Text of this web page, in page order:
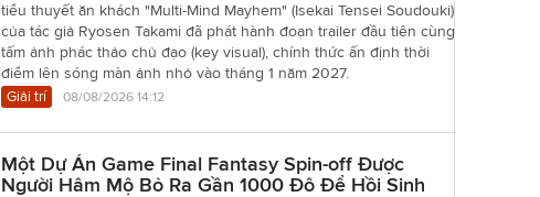
tiểu thuyết ăn khách "Multi-Mind Mayhem" (Isekai Tensei Soudouki)
của tác giả Ryosen Takami đã phát hành đoạn trailer đầu tiên cùng
tấm ảnh phác thảo chủ đạo (key visual), chính thức ấn định thời
điểm lên sóng màn ảnh nhỏ vào tháng 1 năm 2027.
Giải trí
08/08/2026 14:12
Một Dự Án Game Final Fantasy Spin-off Được
Người Hâm Mộ Bỏ Ra Gần 1000 Đô Để Hồi Sinh